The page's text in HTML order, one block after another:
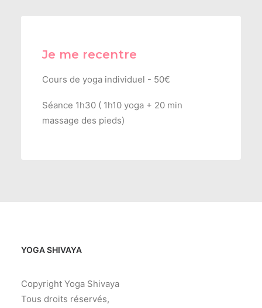
Je me recentre
Cours de yoga individuel - 50€
Séance 1h30 ( 1h10 yoga + 20 min
massage des pieds)
YOGA SHIVAYA
Copyright Yoga Shivaya
Tous droits réservés,